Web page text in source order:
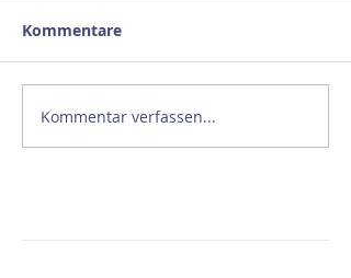
Kommentare
Kommentar verfassen...